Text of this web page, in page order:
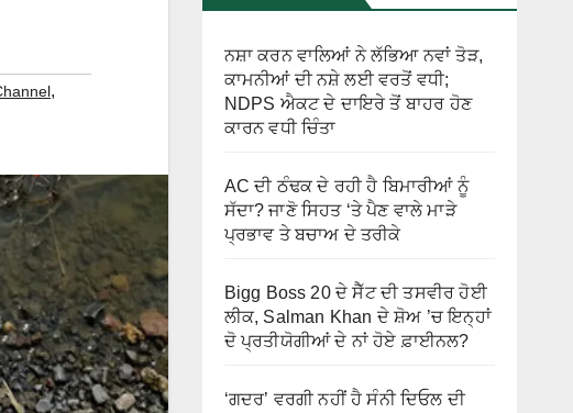
,
ਨਸ਼ਾ ਕਰਨ ਵਾਲਿਆਂ ਨੇ ਲੱਭਿਆ ਨਵਾਂ ਤੋੜ,
ਕਾਮਨੀਆਂ ਦੀ ਨਸ਼ੇ ਲਈ ਵਰਤੋਂ ਵਧੀ;
NDPS ਐਕਟ ਦੇ ਦਾਇਰੇ ਤੋਂ ਬਾਹਰ ਹੋਣ
ਕਾਰਨ ਵਧੀ ਚਿੰਤਾ
AC ਦੀ ਠੰਢਕ ਦੇ ਰਹੀ ਹੈ ਬਿਮਾਰੀਆਂ ਨੂੰ
ਸੱਦਾ? ਜਾਣੋ ਸਿਹਤ ‘ਤੇ ਪੈਣ ਵਾਲੇ ਮਾੜੇ
ਪ੍ਰਭਾਵ ਤੇ ਬਚਾਅ ਦੇ ਤਰੀਕੇ
Bigg Boss 20 ਦੇ ਸੈੱਟ ਦੀ ਤਸਵੀਰ ਹੋਈ
ਲੀਕ, Salman Khan ਦੇ ਸ਼ੋਅ ’ਚ ਇਨ੍ਹਾਂ
ਦੋ ਪ੍ਰਤੀਯੋਗੀਆਂ ਦੇ ਨਾਂ ਹੋਏ ਫ਼ਾਈਨਲ?
‘ਗਦਰ’ ਵਰਗੀ ਨਹੀਂ ਹੈ ਸੰਨੀ ਦਿਓਲ ਦੀ